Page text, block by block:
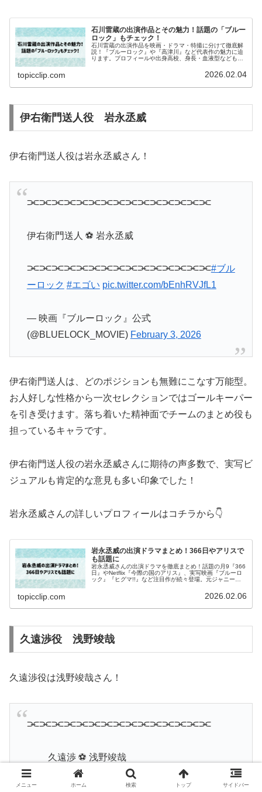
石川雷蔵の出演作品とその魅力！話題の「ブルー
ロック」もチェック！
石川雷蔵の出演作品を映画・ドラマ・特撮に分けて徹底解
説！『ブルーロック』や『高津川』など代表作の魅力に迫
ります。プロフィールや出身高校、身長・血液型なども網
topicclip.com 2026.02.04
伊右衛門送人役 岩永丞威
伊右衛門送人役は岩永丞威さん！
⫘⫘⫘⫘⫘⫘⫘⫘⫘⫘⫘⫘⫘⫘⫘
伊右衛門送人 ⚽ 岩永丞威
⫘⫘⫘⫘⫘⫘⫘⫘⫘⫘⫘⫘⫘⫘⫘#ブル
ーロック #エゴい pic.twitter.com/bEnhRVJfL1
— 映画『ブルーロック』公式
(@BLUELOCK_MOVIE) February 3, 2026
伊右衛門送人は、どのポジションも無難にこなす万能型。
お人好しな性格から一次セレクションではゴールキーパー
を引き受けます。落ち着いた精神面でチームのまとめ役も
担っているキャラです。
伊右衛門送人役の岩永丞威さんに期待の声多数で、実写ビ
ジュアルも肯定的な意見も多い印象でした！
岩永丞威さんの詳しいプロフィールはコチラから👇
岩永丞威の出演ドラマまとめ！366日やアリスで
も話題に
岩永丞威さんの出演ドラマを徹底まとめ！話題の月9『366
日』やNetflix『今際の国のアリス』、実写映画『ブルーロ
ック』『ヒグマ!!』など注目作が続々登場。元ジャニーズ
フィール情報まで網羅。これを読めば彼の今が丸わかり！
topicclip.com 2026.02.06
久遠渉役 浅野竣哉
久遠渉役は浅野竣哉さん！
⫘⫘⫘⫘⫘⫘⫘⫘⫘⫘⫘⫘⫘⫘⫘
久遠渉 ⚽ 浅野竣哉
メニュー ホーム 検索 トップ サイドバー